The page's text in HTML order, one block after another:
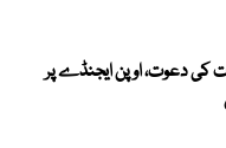
کی دعوت، اوپن ایجنڈے پر